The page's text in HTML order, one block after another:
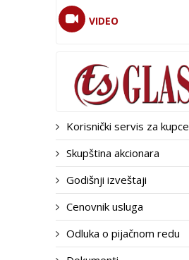
VIDEO
Korisnički servis za kupce
Skupština akcionara
Godišnji izveštaji
Cenovnik usluga
Odluka o pijačnom redu